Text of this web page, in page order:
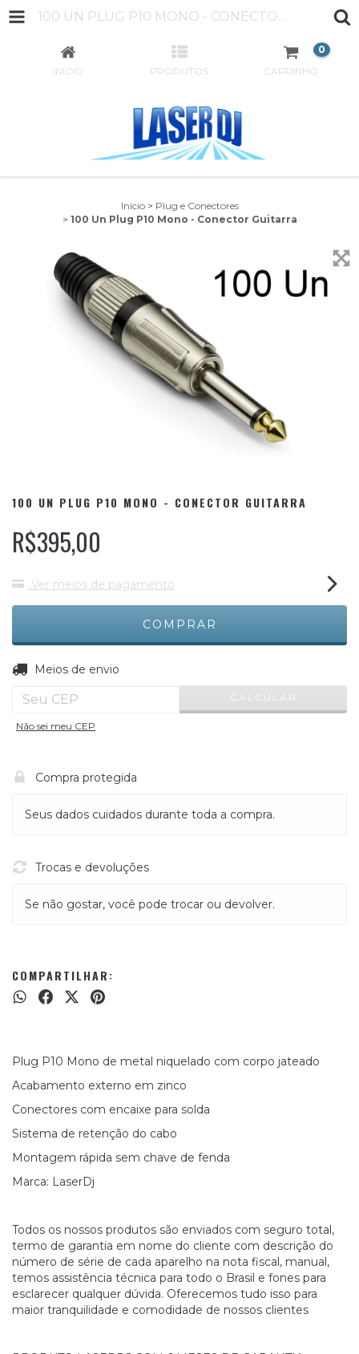
100 UN PLUG P10 MONO - CONECTOR GUITARRA
INÍCIO PRODUTOS CARRINHO
0
Início > Plug e Conectores
> 100 Un Plug P10 Mono - Conector Guitarra
100 UN PLUG P10 MONO - CONECTOR GUITARRA
R$395,00
Ver meios de pagamento
Entregas para o CEP:
Meios de envio
CALCULAR
Não sei meu CEP
Compra protegida
Seus dados cuidados durante toda a compra.
Trocas e devoluções
Se não gostar, você pode trocar ou devolver.
COMPARTILHAR:
Plug P10 Mono de metal niquelado com corpo jateado
Acabamento externo em zinco
Conectores com encaixe para solda
Sistema de retenção do cabo
Montagem rápida sem chave de fenda
Marca: LaserDj
Todos os nossos produtos são enviados com seguro total,
termo de garantia em nome do cliente com descrição do
número de série de cada aparelho na nota fiscal, manual,
temos assistência técnica para todo o Brasil e fones para
esclarecer qualquer dúvida. Oferecemos tudo isso para
maior tranquilidade e comodidade de nossos clientes